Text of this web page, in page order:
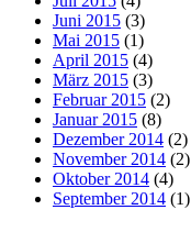
Juni 2015 (3)
Mai 2015 (1)
April 2015 (4)
März 2015 (3)
Februar 2015 (2)
Januar 2015 (8)
Dezember 2014 (2)
November 2014 (2)
Oktober 2014 (4)
September 2014 (1)